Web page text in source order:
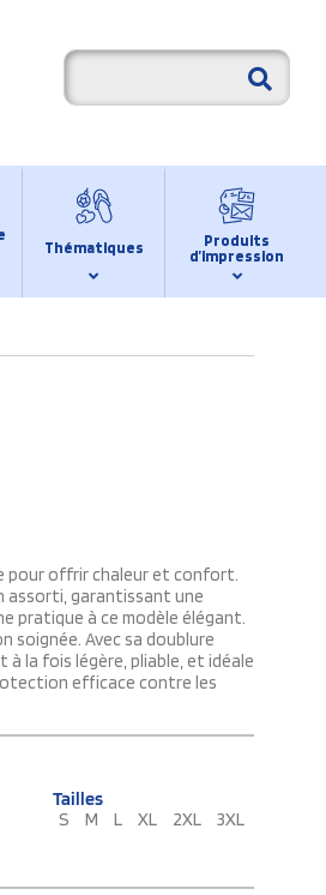
Thématiques
Produits
d’impression
pour offrir chaleur et confort.
assorti, garantissant une
pratique à ce modèle élégant.
soignée. Avec sa doublure
la fois légère, pliable, et idéale
efficace contre les
Tailles
S
M L XL 2XL 3XL